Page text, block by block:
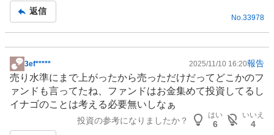
返信
No. 33978
掲
示
板
記
3ef***** 2025/11/10 16:20報告
売り水準にまで上がったから売っただけだってどこかのフ
ァンド も言ってたね、ファンドはお金集めて投資してるし
イナゴのことは考える必要無いしなぁ
投資の参考になりましたか？
はい
6
いいえ
4